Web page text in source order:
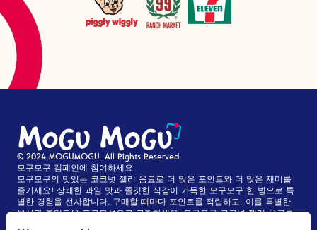
© 2024 MOGUMOGU. All Rights Reserved
모구모구 캠페인에 참여하세요
모구모구의 맛있는 코코넛 젤리 음료로 더 많은 포인트와 더 많은 재미를
즐기세요! 상쾌한 과일 맛과 쫄깃한 식감이 가득한 모구모구 한 병으로 특
별한 경험을 선사합니다. 구매할 때마다 포인트를 적립하고, 이를 특별한
보상과 흥미로운 프로모션으로 교환하세요. 모구모구 코코넛 젤리 음료를